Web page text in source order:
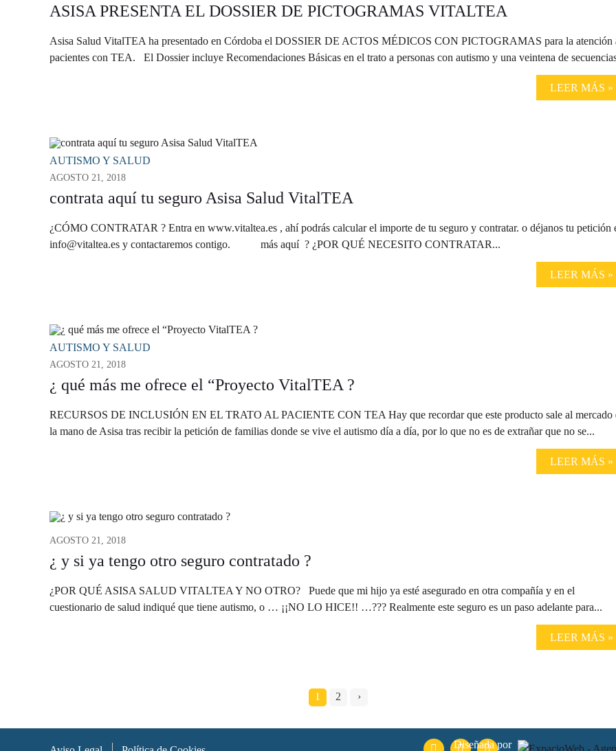
ASISA PRESENTA EL DOSSIER DE PICTOGRAMAS VITALTEA
Asisa Salud VitalTEA ha presentado en Córdoba el DOSSIER DE ACTOS MÉDICOS CON PICTOGRAMAS para la atención
pacientes con TEA. El Dossier incluye Recomendaciones Básicas en el trato a personas con autismo y una veintena de
LEER MÁS »
AUTISMO Y SALUD
AGOSTO 21, 2018
contrata aquí tu seguro Asisa Salud VitalTEA
¿CÓMO CONTRATAR ? Entra en www.vitaltea.es , ahí podrás calcular el importe de tu seguro y contratar. o déjanos tu petición
info@vitaltea.es y contactaremos contigo. más aquí ? ¿POR QUÉ NECESITO CONTRATAR...
LEER MÁS »
AUTISMO Y SALUD
AGOSTO 21, 2018
¿ qué más me ofrece el “Proyecto VitalTEA ?
RECURSOS DE INCLUSIÓN EN EL TRATO AL PACIENTE CON TEA Hay que recordar que este producto sale al mercado
la mano de Asisa tras recibir la petición de familias donde se vive el autismo día a día, por lo que no es de extrañar que no se...
LEER MÁS »
AGOSTO 21, 2018
¿ y si ya tengo otro seguro contratado ?
¿POR QUÉ ASISA SALUD VITALTEA Y NO OTRO? Puede que mi hijo ya esté asegurado en otra compañía y en el
cuestionario de salud indiqué que tiene autismo, o … ¡¡NO LO HICE!! …??? Realmente este seguro es un paso adelante para...
LEER MÁS »
1 2 ›
Diseñada por